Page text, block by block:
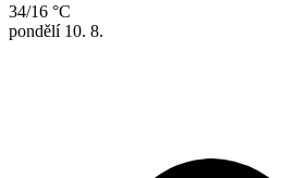
34/16 °C
pondělí 10. 8.